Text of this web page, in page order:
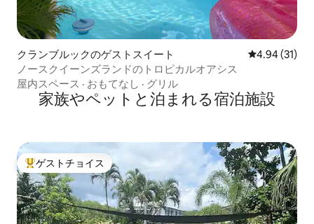
クランブルックのゲストスイート レビュー31
4.94 (31)
ノースクイーンズランドのトロピカルオアシス
屋内スペース · おもてなし · グリル
家族やペットと泊まれる宿泊施設
大好評のゲストチョイスです。
ゲストチョイス